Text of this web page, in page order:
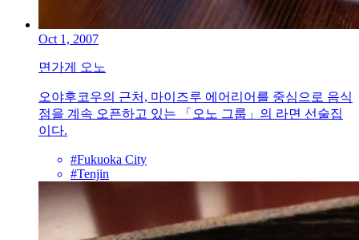
Oct 1, 2007
면가게 오노
오야후코우의 근처, 마이즈루 에어리어를 중심으로 음식
점을 계속 오픈하고 있는 「오노 그룹」의 라면 선술집
이다.
#Fukuoka City
#Tenjin